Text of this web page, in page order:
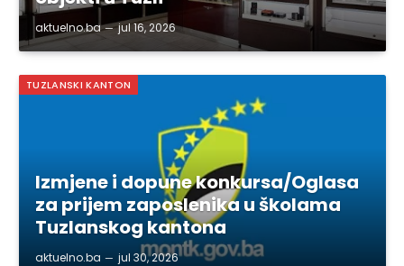
aktuelno.ba jul 16, 2026
TUZLANSKI KANTON
Izmjene i dopune konkursa/Oglasa
za prijem zaposlenika u školama
Tuzlanskog kantona
aktuelno.ba jul 30, 2026